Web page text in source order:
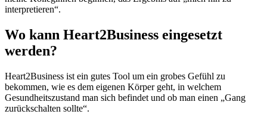
interpretieren“.
Wo kann Heart2Business eingesetzt
werden?
Heart2Business ist ein gutes Tool um ein grobes Gefühl zu
bekommen, wie es dem eigenen Körper geht, in welchem
Gesundheitszustand man sich befindet und ob man einen „Gang
zurückschalten sollte“.